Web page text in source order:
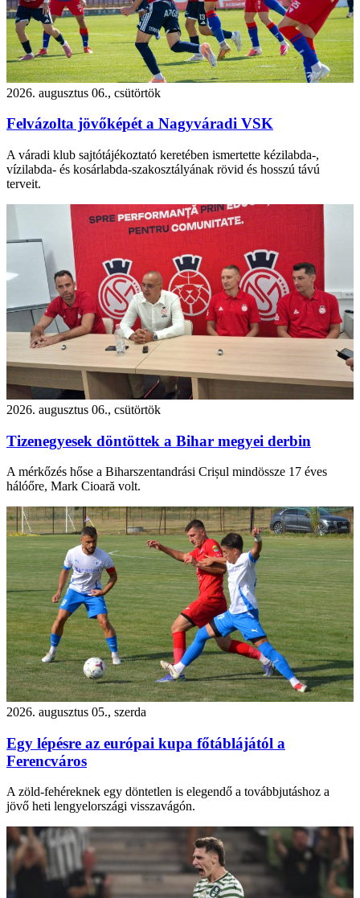
2026. augusztus 06., csütörtök
Felvázolta jövőképét a Nagyváradi VSK
A váradi klub sajtótájékoztató keretében ismertette kézilabda-,
vízilabda- és kosárlabda-szakosztályának rövid és hosszú távú
terveit.
2026. augusztus 06., csütörtök
Tizenegyesek döntöttek a Bihar megyei derbin
A mérkőzés hőse a Biharszentandrási Crișul mindössze 17 éves
hálóőre, Mark Cioară volt.
2026. augusztus 05., szerda
Egy lépésre az európai kupa főtáblájától a
Ferencváros
A zöld-fehéreknek egy döntetlen is elegendő a továbbjutáshoz a
jövő heti lengyelországi visszavágón.